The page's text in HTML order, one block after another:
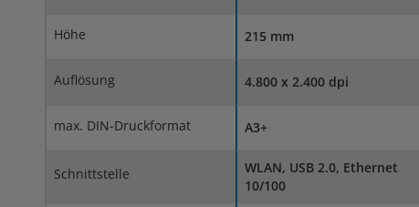
Höhe 215 mm
Auflösung 4.800 x 2.400 dpi
max. DIN-Druckformat A3+
Schnittstelle
WLAN, USB 2.0, Ethernet
10/100